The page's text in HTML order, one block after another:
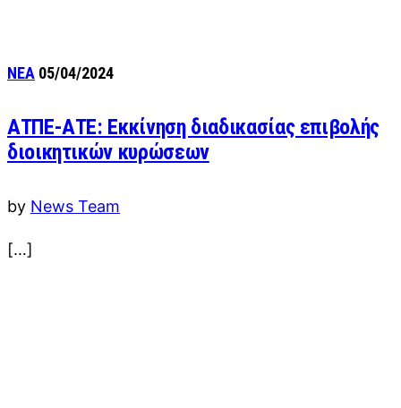
ΝΕΑ 05/04/2024
ΑΤΠΕ-ΑΤΕ: Εκκίνηση διαδικασίας επιβολής
διοικητικών κυρώσεων
by News Team
[…]